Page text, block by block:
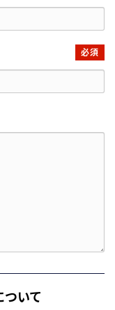
必須
いて